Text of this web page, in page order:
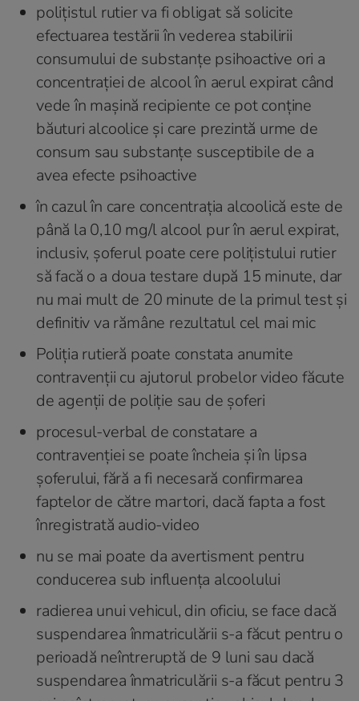
polițistul rutier va fi obligat să solicite
efectuarea testării în vederea stabilirii
consumului de substanțe psihoactive ori a
concentrației de alcool în aerul expirat când
vede în mașină recipiente ce pot conține
băuturi alcoolice și care prezintă urme de
consum sau substanțe susceptibile de a
avea efecte psihoactive
în cazul în care concentrația alcoolică este de
până la 0,10 mg/l alcool pur în aerul expirat,
inclusiv, șoferul poate cere polițistului rutier
să facă o a doua testare după 15 minute, dar
nu mai mult de 20 minute de la primul test și
definitiv va rămâne rezultatul cel mai mic
Poliția rutieră poate constata anumite
contravenții cu ajutorul probelor video făcute
de agenții de poliție sau de șoferi
procesul-verbal de constatare a
contravenției se poate încheia și în lipsa
șoferului, fără a fi necesară confirmarea
faptelor de către martori, dacă fapta a fost
înregistrată audio-video
nu se mai poate da avertisment pentru
conducerea sub influența alcoolului
radierea unui vehicul, din oficiu, se face dacă
suspendarea înmatriculării s-a făcut pentru o
perioadă neîntreruptă de 9 luni sau dacă
suspendarea înmatriculării s-a făcut pentru 3